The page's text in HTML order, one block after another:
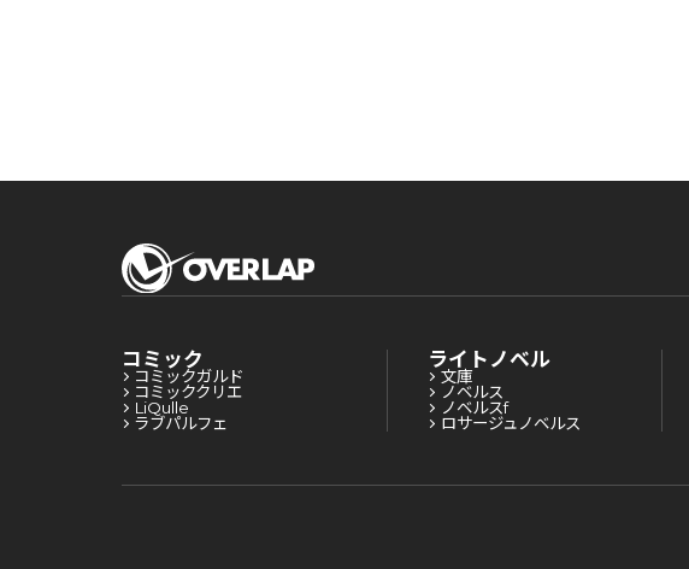
コミック
コミックガルド
コミッククリエ
LiQulle
ラブパルフェ
ライトノベル
文庫
ノベルス
ノベルスf
ロサージュノベルス